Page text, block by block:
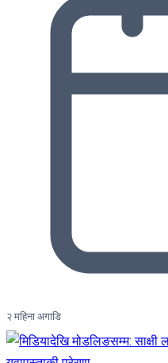
२ महिना अगाडि